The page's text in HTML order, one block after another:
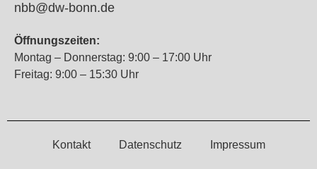
nbb@dw-bonn.de
Öffnungszeiten:
Montag – Donnerstag: 9:00 – 17:00 Uhr
Freitag: 9:00 – 15:30 Uhr
Kontakt Datenschutz Impressum